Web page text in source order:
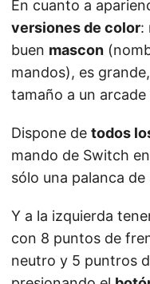
En cuanto a
versiones de color:
buen mascon
mandos), es
tamaño a un arcade
Dispone de todos
mando de Switch
sólo una palanca
Y a la izquierda
con 8 puntos de
neutro y 5 puntros